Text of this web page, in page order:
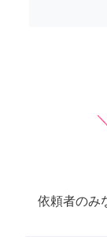
依頼者のみ